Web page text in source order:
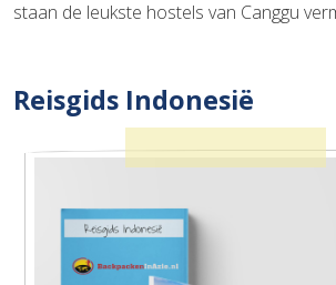
staan de leukste hostels van Canggu
Reisgids Indonesië